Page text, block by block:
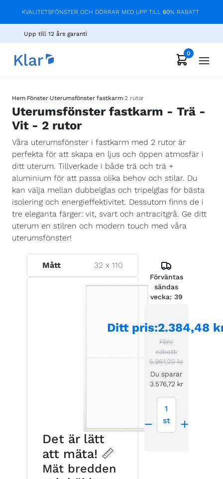
KVALITETSFÖNSTER OCH DÖRRAR MED UPP TILL 60% RABATT
Upp till 12 års garanti
0
Hem›Fönster›Uterumsfönster fastkarm›2 rutor
Uterumsfönster fastkarm - Trä -
Vit - 2 rutor
Våra uterumsfönster i fastkarm med 2 rutor är
perfekta för att skapa en ljus och öppen atmosfär i
ditt uterum. Tillverkade i både trä och trä +
aluminium för att passa olika behov och stilar. Du
kan välja mellan dubbelglas och tripelglas för bästa
isolering och energieffektivitet. Dessutom finns de i
tre eleganta färger: vit, svart och antracitgrå. Ge ditt
uterum en stilren och modern touch med våra
uterumsfönster!
Mått 32 x110
Det är lätt
att mäta! 📏
Mät bredden
Förväntas
sändas
vecka: 39
Ditt pris:2.384,48
Före
rabatt:
5.961,20 kr
Du sparar
3.576,72 kr
1
st